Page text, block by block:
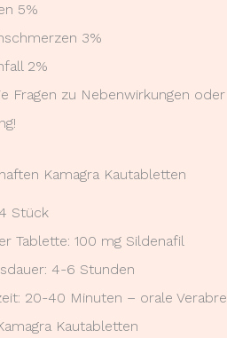
5%
3%
2%
Fragen zu Nebenwirkungen
Kamagra Kautabletten
Stück
Tablette: 100 mg Sildenafil
4-6 Stunden
20-40 Minuten – orale
Kautabletten